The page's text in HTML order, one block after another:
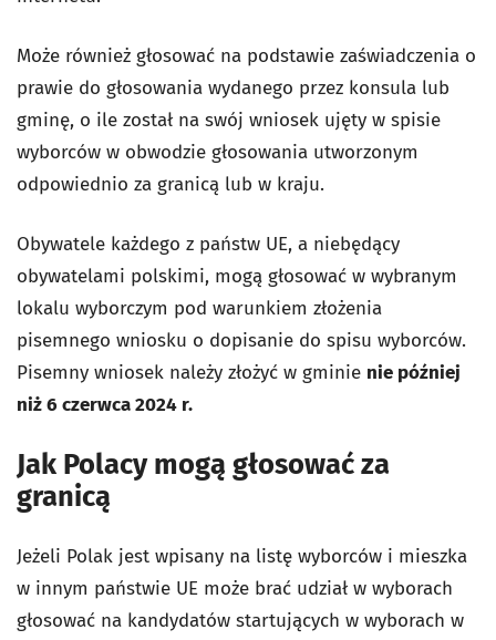
Może również głosować na podstawie zaświadczenia o
prawie do głosowania wydanego przez konsula lub
gminę, o ile został na swój wniosek ujęty w spisie
wyborców w obwodzie głosowania utworzonym
odpowiednio za granicą lub w kraju.
Obywatele każdego z państw UE, a niebędący
obywatelami polskimi, mogą głosować w wybranym
lokalu wyborczym pod warunkiem złożenia
pisemnego wniosku o dopisanie do spisu wyborców.
Pisemny wniosek należy złożyć w gminie nie później
niż 6 czerwca 2024 r.
Jak Polacy mogą głosować za
granicą
Jeżeli Polak jest wpisany na listę wyborców i mieszka
w innym państwie UE może brać udział w wyborach
głosować na kandydatów startujących w wyborach w